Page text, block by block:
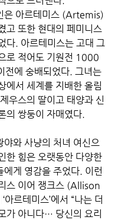
은 아르테미스 (Artemis)
고 또한 현대의 페미니스
다. 아르테미스는 고대 그
로 적어도 기원전 1000
전에 숭배되었다. 그녀는
에서 세계를 지배한 올림
우스의 딸이고 태양과 신
의 쌍둥이 자매였다.
야와 사냥의 처녀 여신으
한 힘은 오랫동안 다양한
에게 영감을 주었다. 이런
스 이어 쟁크스 (Allison
아르테미스’에서 “나는 더
가 아니다… 당신의 요리